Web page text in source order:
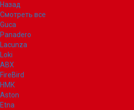
Назад
Смотреть все
Guca
Panadero
Lacunza
Loki
ABX
FireBird
НМК
Aston
Etna